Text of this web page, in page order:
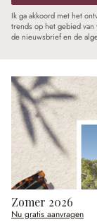
Ik ga akkoord met het
trends op het gebied
de nieuwsbrief en de
Zomer 2026
Nu gratis aanvragen